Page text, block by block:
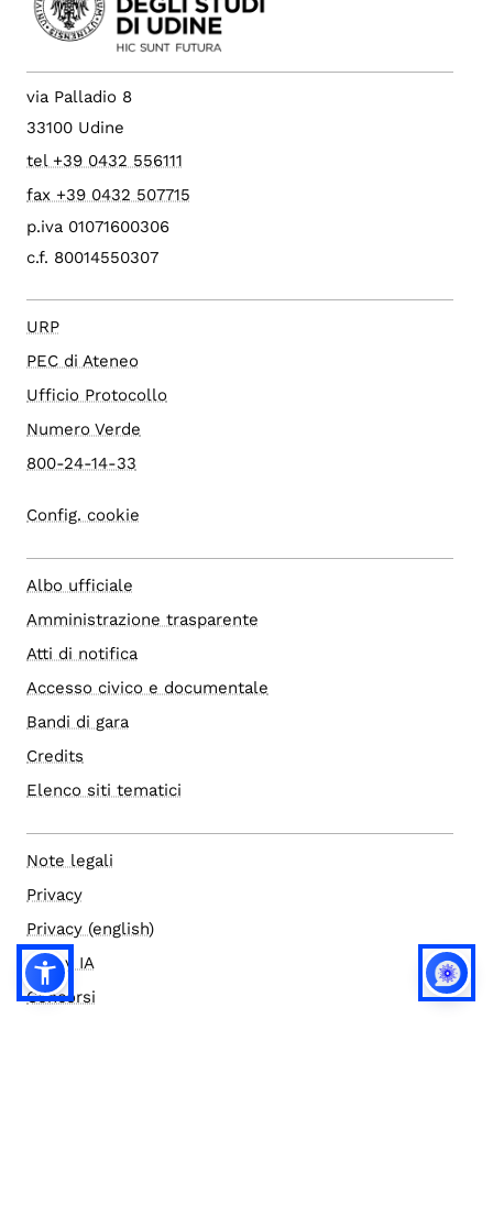
via Palladio 8
33100 Udine
tel +39 0432 556111
fax +39 0432 507715
p.iva 01071600306
c.f. 80014550307
URP
PEC di Ateneo
Ufficio Protocollo
Numero Verde
800-24-14-33
Config. cookie
Albo ufficiale
Amministrazione trasparente
Atti di notifica
Accesso civico e documentale
Bandi di gara
Credits
Elenco siti tematici
Note legali
Privacy
Privacy (english)
Policy IA
Concorsi